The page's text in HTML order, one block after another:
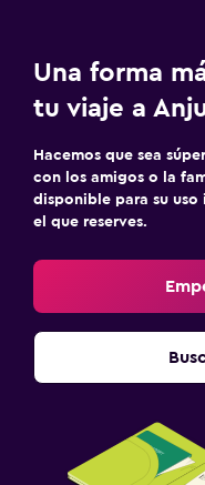
Una forma
tu viaje a
Hacemos que sea
con los amigos o la
disponible para su
el que reserves.